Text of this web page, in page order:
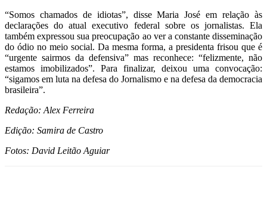
“Somos chamados de idiotas”, disse Maria José em relação às
declarações do atual executivo federal sobre os jornalistas. Ela
também expressou sua preocupação ao ver a constante disseminação
do ódio no meio social. Da mesma forma, a presidenta frisou que é
“urgente sairmos da defensiva” mas reconhece: “felizmente, não
estamos imobilizados”. Para finalizar, deixou uma convocação:
“sigamos em luta na defesa do Jornalismo e na defesa da democracia
brasileira”.
Redação: Alex Ferreira
Edição: Samira de Castro
Fotos: David Leitão Aguiar